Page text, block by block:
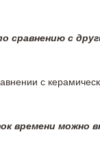
сравнению с
с
времени можно